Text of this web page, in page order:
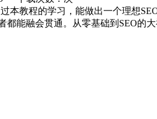
本教程的学习，能做出一个理想
都能融会贯通。从零基础到SEO